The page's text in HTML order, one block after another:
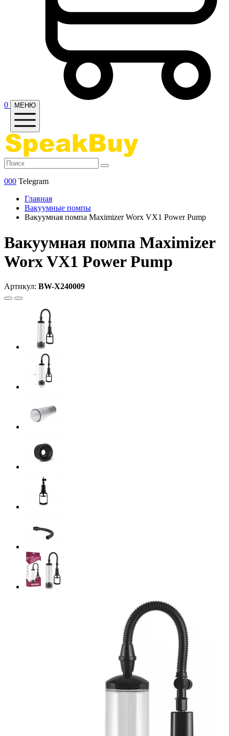
0 МЕНЮ
000 Telegram
Главная
Вакуумные помпы
Вакуумная помпа Maximizer Worx VX1 Power Pump
Вакуумная помпа Maximizer
Worx VX1 Power Pump
Артикул: BW-X240009